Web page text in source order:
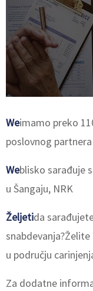
Weimamo preko
poslovnog
Weblisko sarađuje
u Šangaju, NRK
Željetida
u području
Za dodatne